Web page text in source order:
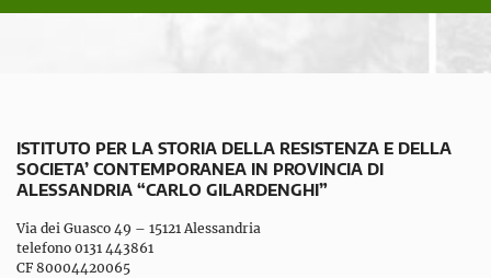
ISTITUTO PER LA STORIA DELLA RESISTENZA E DELLA
SOCIETA’ CONTEMPORANEA IN PROVINCIA DI
ALESSANDRIA “CARLO GILARDENGHI”
Via dei Guasco 49 – 15121 Alessandria
telefono 0131 443861
CF 80004420065